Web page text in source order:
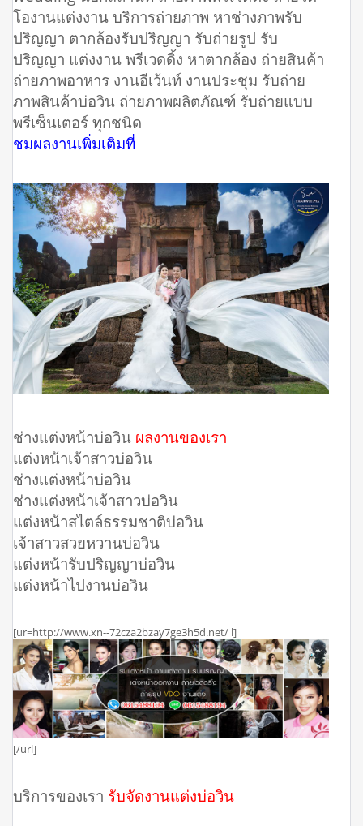
โองานแต่งงาน บริการถ่ายภาพ หาช่างภาพรับ
ปริญญา ตากล้องรับปริญญา รับถ่ายรูป รับ
ปริญญา แต่งงาน พรีเวดดิ้ง หาตากล้อง ถ่ายสินค้า
ถ่ายภาพอาหาร งานอีเว้นท์ งานประชุม รับถ่าย
ภาพสินค้าบ่อวิน ถ่ายภาพผลิตภัณฑ์ รับถ่ายแบบ
พรีเซ็นเตอร์ ทุกชนิด
ชมผลงานเพิ่มเติมที่
ช่างแต่งหน้าบ่อวิน ผลงานของเรา
แต่งหน้าเจ้าสาวบ่อวิน
ช่างเเต่งหน้าบ่อวิน
ช่างแต่งหน้าเจ้าสาวบ่อวิน
แต่งหน้าสไตล์ธรรมชาติบ่อวิน
เจ้าสาวสวยหวานบ่อวิน
แต่งหน้ารับปริญญาบ่อวิน
แต่งหน้าไปงานบ่อวิน
[ur=http://www.xn--72cza2bzay7ge3h5d.net/ l]
[/url]
บริการของเรา รับจัดงานแต่งบ่อวิน